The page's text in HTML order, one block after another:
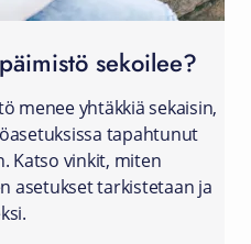
sekoilee?
menee yhtäkkiä sekaisin,
tapahtunut
Katso vinkit, miten
asetukset tarkistetaan ja